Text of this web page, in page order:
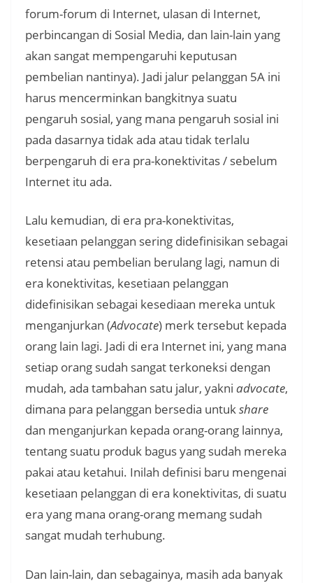
forum-forum di Internet, ulasan di Internet,
perbincangan di Sosial Media, dan lain-lain yang
akan sangat mempengaruhi keputusan
pembelian nantinya). Jadi jalur pelanggan 5A ini
harus mencerminkan bangkitnya suatu
pengaruh sosial, yang mana pengaruh sosial ini
pada dasarnya tidak ada atau tidak terlalu
berpengaruh di era pra-konektivitas / sebelum
Internet itu ada.
Lalu kemudian, di era pra-konektivitas,
kesetiaan pelanggan sering didefinisikan sebagai
retensi atau pembelian berulang lagi, namun di
era konektivitas, kesetiaan pelanggan
didefinisikan sebagai kesediaan mereka untuk
menganjurkan (Advocate) merk tersebut kepada
orang lain lagi. Jadi di era Internet ini, yang mana
setiap orang sudah sangat terkoneksi dengan
mudah, ada tambahan satu jalur, yakni advocate,
dimana para pelanggan bersedia untukshare
dan menganjurkan kepada orang-orang lainnya,
tentang suatu produk bagus yang sudah mereka
pakai atau ketahui. Inilah definisi baru mengenai
kesetiaan pelanggan di era konektivitas, di suatu
era yang mana orang-orang memang sudah
sangat mudah terhubung.
Dan lain-lain, dan sebagainya, masih ada banyak